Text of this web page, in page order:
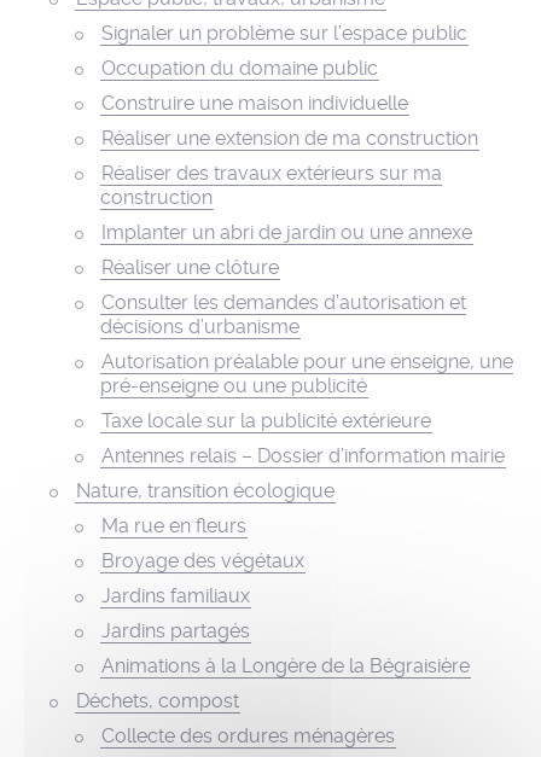
Signaler un problème sur l’espace public
Occupation du domaine public
Construire une maison individuelle
Réaliser une extension de ma construction
Réaliser des travaux extérieurs sur ma
construction
Implanter un abri de jardin ou une annexe
Réaliser une clôture
Consulter les demandes d’autorisation et
décisions d’urbanisme
Autorisation préalable pour une enseigne, une
pré-enseigne ou une publicité
Taxe locale sur la publicité extérieure
Antennes relais – Dossier d’information mairie
Nature, transition écologique
Ma rue en fleurs
Broyage des végétaux
Jardins familiaux
Jardins partagés
Animations à la Longère de la Bégraisière
Déchets, compost
Collecte des ordures ménagères